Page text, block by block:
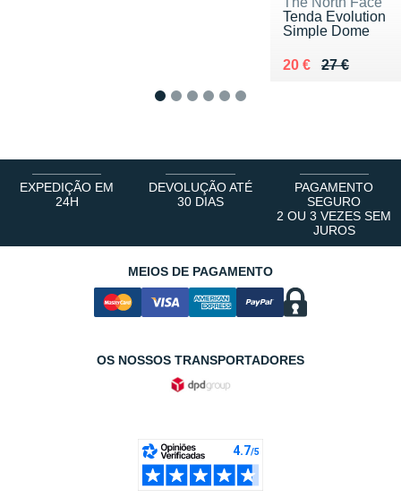
Tenda Evolution
Simple Dome
27 €
Au lieu de 27 €
20 €
Vendu 20 €
EXPEDIÇÃO EM
24H
DEVOLUÇÃO ATÉ
30 DIAS
PAGAMENTO
SEGURO
2 OU 3 VEZES SEM
JUROS
MEIOS DE PAGAMENTO
OS NOSSOS TRANSPORTADORES